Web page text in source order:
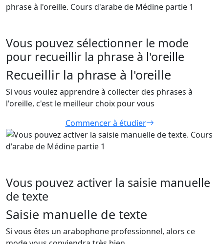
Vous pouvez sélectionner le mode
pour recueillir la phrase à l'oreille
Recueillir la phrase à l'oreille
Si vous voulez apprendre à collecter des phrases à
l'oreille, c'est le meilleur choix pour vous
Commencer à étudier
Vous pouvez activer la saisie manuelle
de texte
Saisie manuelle de texte
Si vous êtes un arabophone professionnel, alors ce